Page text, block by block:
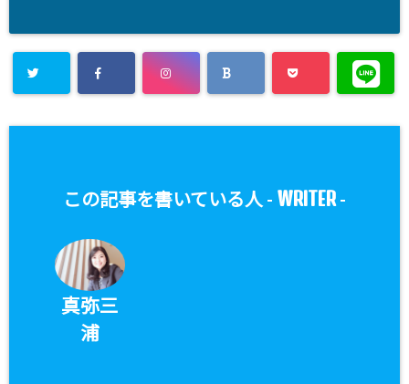
この記事を書いている人 - WRITER-
真弥三
浦